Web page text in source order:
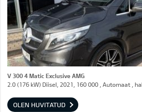
V 300 4 Matic Exclusive AMG
2.0 (176 kW) Diisel, 2021, 160 000 , Automaat ,
OLEN HUVITATUD